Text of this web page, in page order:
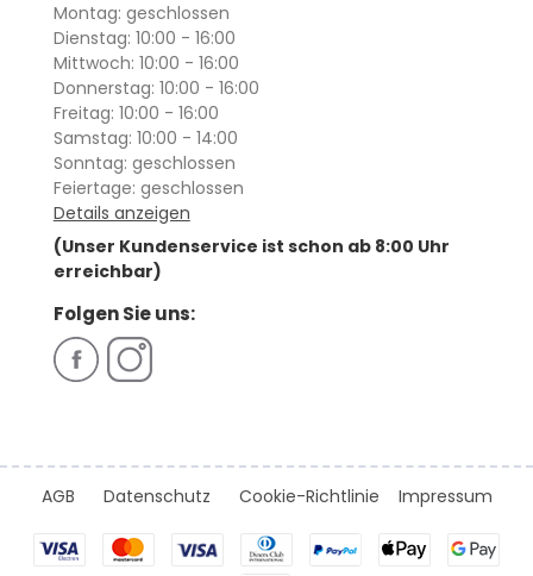
Montag: geschlossen
Dienstag: 10:00 - 16:00
Mittwoch: 10:00 - 16:00
Donnerstag: 10:00 - 16:00
Freitag: 10:00 - 16:00
Samstag: 10:00 - 14:00
Sonntag: geschlossen
Feiertage: geschlossen
Details anzeigen
(Unser Kundenservice ist schon ab 8:00 Uhr
erreichbar)
Folgen Sie uns:
AGB Datenschutz Cookie-Richtlinie Impressum